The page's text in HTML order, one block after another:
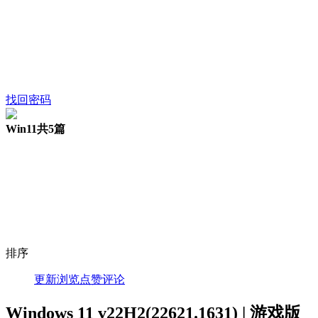
找回密码
Win11共5篇
排序
更新浏览点赞评论
Windows 11 v22H2(22621.1631) | 游戏版